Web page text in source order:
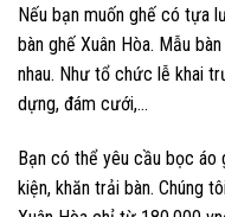
Nếu bạn muốn ghế có tựa
bàn ghế Xuân Hòa. Mẫu
nhau. Như tổ chức lễ khai
dựng, đám cưới,…
Bạn có thể yêu cầu bọc áo
kiện, khăn trải bàn. Chúng